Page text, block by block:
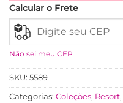
Calcular o Frete
Não sei meu CEP
SKU: 5589
Categorias: Coleções, Resort,